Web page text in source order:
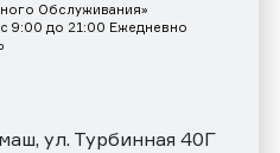
Обслуживания»
9:00 до 21:00 Ежедневно
ул. Турбинная 40Г